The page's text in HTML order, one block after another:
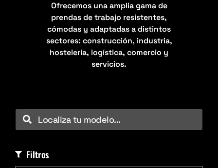
Ofrecemos una amplia gama de
prendas de trabajo resistentes,
cómodas y adaptadas a distintos
sectores: construcción, industria,
hostelería, logística, comercio y
servicios.
Filtros